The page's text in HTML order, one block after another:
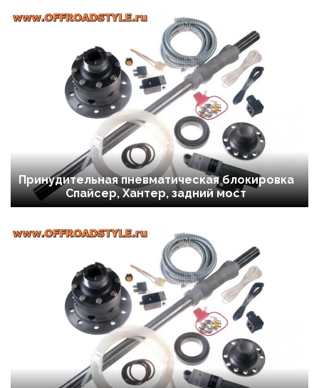
Принудительная пневматическая блокировка
Спайсер, Хантер, задний мост